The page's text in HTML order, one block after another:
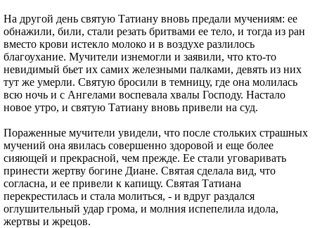
На другой день святую Татиану вновь предали мучениям: ее
обнажили, били, стали резать бритвами ее тело, и тогда из ран
вместо крови истекло молоко и в воздухе разлилось
благоухание. Мучители изнемогли и заявили, что кто-то
невидимый бьет их самих железными палками, девять из них
тут же умерли. Святую бросили в темницу, где она молилась
всю ночь и с Ангелами воспевала хвалы Господу. Настало
новое утро, и святую Татиану вновь привели на суд.
Пораженные мучители увидели, что после стольких страшных
мучений она явилась совершенно здоровой и еще более
сияющей и прекрасной, чем прежде. Ее стали уговаривать
принести жертву богине Диане. Святая сделала вид, что
согласна, и ее привели к капищу. Святая Татиана
перекрестилась и стала молиться, - и вдруг раздался
оглушительный удар грома, и молния испепелила идола,
жертвы и жрецов.